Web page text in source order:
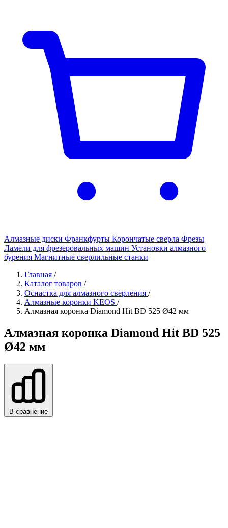
Алмазные диски Франкфурты Корончатые сверла Фрезы
Ламели для фрезеровальных машин Установки алмазного
бурения Магнитные сверлильные станки
Главная /
Каталог товаров /
Оснастка для алмазного сверления /
Алмазные коронки KEOS /
Алмазная коронка Diamond Hit BD 525 Ø42 мм
Алмазная коронка Diamond Hit BD 525
Ø42 мм
В сравнение